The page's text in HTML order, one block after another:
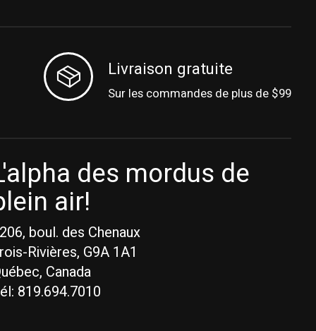
Livraison gratuite
Sur les commandes de plus de $99
des mordus de
air!
boul. des Chenaux
Rivières, G9A 1A1
Canada
819.694.7010